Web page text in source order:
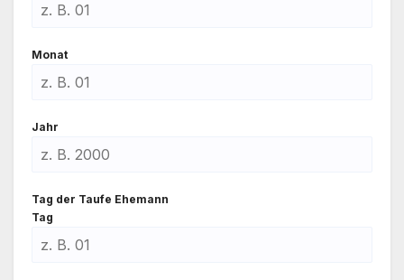
Monat
Jahr
Tag der Tau­fe Ehe­mann
Tag